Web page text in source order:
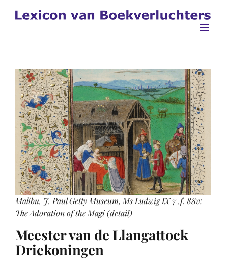
naar
Malibu, J. Paul Getty Museum, Ms Ludwig IX 7 ,f. 88v:
The Adoration of the Magi (detail)
Meester van de Llangattock
Driekoningen